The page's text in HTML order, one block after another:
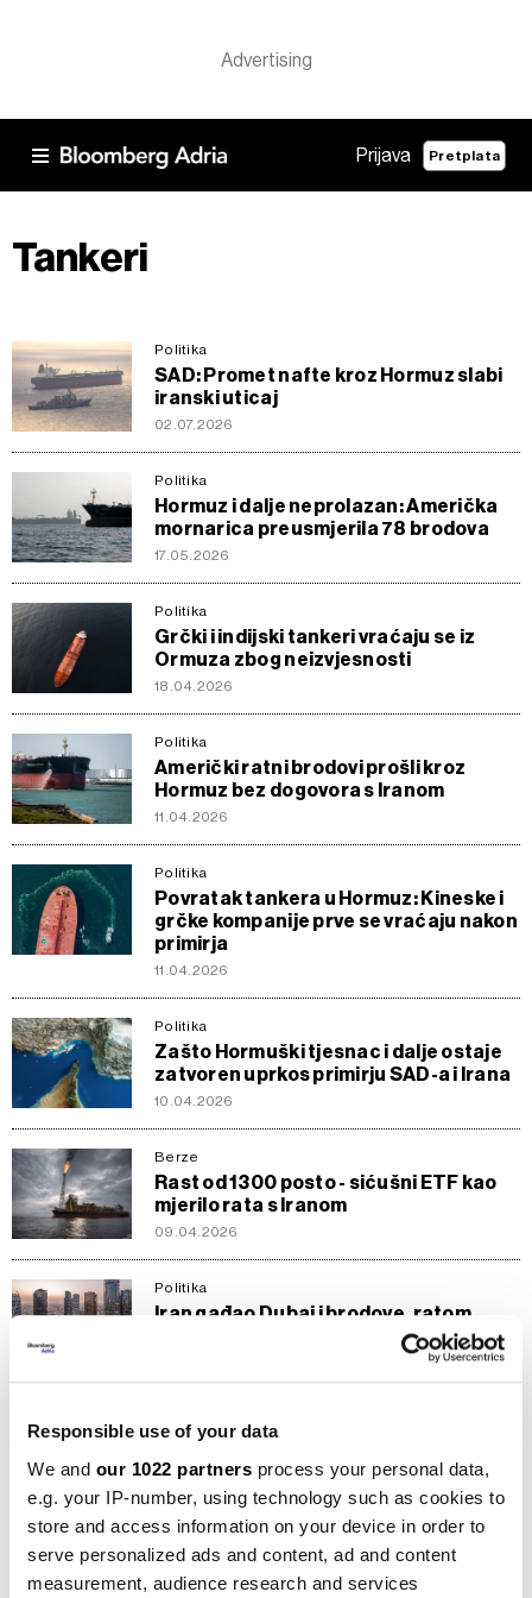
Responsible use of your data
We and our 1022 partners process your personal data,
e.g. your IP-number, using technology such as cookies to
store and access information on your device in order to
serve personalized ads and content, ad and content
measurement, audience research and services
Prijava Pretplata
Tankeri
Politika
SAD: Promet nafte kroz Hormuz slabi
iranski uticaj
02.07.2026
Politika
Hormuz i dalje neprolazan: Američka
mornarica preusmjerila 78 brodova
17.05.2026
Politika
Grčki i indijski tankeri vraćaju se iz
Ormuza zbog neizvjesnosti
18.04.2026
Politika
Američki ratni brodovi prošli kroz
Hormuz bez dogovora s Iranom
11.04.2026
Politika
Povratak tankera u Hormuz: Kineske i
grčke kompanije prve se vraćaju nakon
primirja
11.04.2026
Politika
Zašto Hormuški tjesnac i dalje ostaje
zatvoren uprkos primirju SAD-a i Irana
10.04.2026
Berze
Rast od 1300 posto - sićušni ETF kao
mjerilo rata s Iranom
09.04.2026
Politika
Iran gađao Dubai i brodove, ratom
ugroženo oko 7,5 odsto globalne
12.03.2026
Politika
Trump nudi osiguranje i vojnu pratnju
SAD-a za naftne tankere
04.03.2026